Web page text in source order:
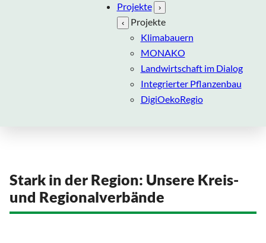
Projekte
›
‹
Projekte
Klimabauern
MONAKO
Landwirtschaft im Dialog
Integrierter Pflanzenbau
DigiOekoRegio
Stark in der Region: Unsere Kreis-
und Regionalverbände